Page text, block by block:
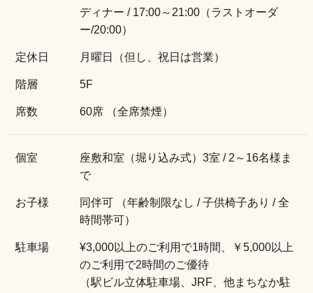
ディナー / 17:00～21:00（ラストオーダ
ー/20:00）
定休日 月曜日（但し、祝日は営業）
階層 5F
席数 60席 （全席禁煙）
個室
座敷和室（堀り込み式）3室 / 2～16名様ま
で
お子様
同伴可 （年齢制限なし / 子供椅子あり / 全
時間帯可）
駐車場
¥3,000以上のご利用で1時間、￥5,000以上
のご利用で2時間のご優待
（駅ビル立体駐車場、JRF、他まちなか駐